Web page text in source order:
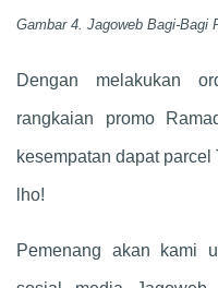
Gambar 4. Jagoweb Bagi-Bagi
Dengan melakukan
rangkaian promo
kesempatan dapat
lho!
Pemenang akan kami